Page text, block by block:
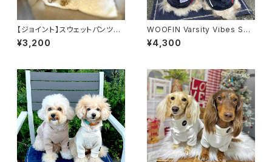
【ジョイント】スウェットパンツは
アスレチックフーディとセットで
着たい
¥3,200
WOOFIN Varsity Vibes Sw
eatshirts ( 7カラー )
¥4,300